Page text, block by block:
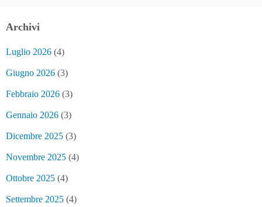
Archivi
Luglio 2026 (4)
Giugno 2026 (3)
Febbraio 2026 (3)
Gennaio 2026 (3)
Dicembre 2025 (3)
Novembre 2025 (4)
Ottobre 2025 (4)
Settembre 2025 (4)